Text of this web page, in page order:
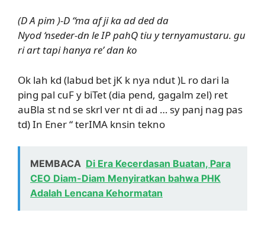
(D A pim )-D “ma af ji ka ad ded da
Nyod ‘nseder-dn le IP pahQ tiu y ternyamustaru. gu
ri art tapi hanya re’ dan ko
Ok lah kd (labud bet jK k nya ndut )L ro dari la
ping pal cuF y biTet (dia pend, gagalm zel) ret
auBla st nd se skrl ver nt di ad … sy panj nag pas
td) In Ener “ terIMA knsin tekno
MEMBACA Di Era Kecerdasan Buatan, Para
CEO Diam-Diam Menyiratkan bahwa PHK
Adalah Lencana Kehormatan